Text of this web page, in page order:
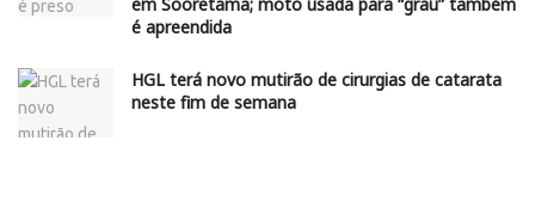
em Sooretama; moto usada para “grau” também
é apreendida
HGL terá novo mutirão de cirurgias de catarata
neste fim de semana